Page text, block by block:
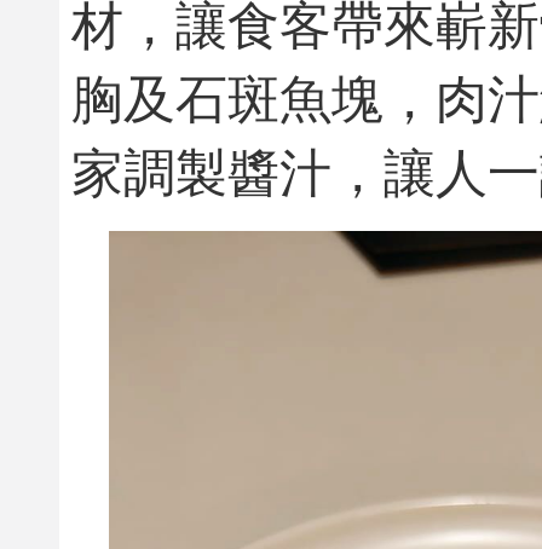
材，讓食客帶來嶄
胸及石斑魚塊，肉
家調製醬汁，讓人